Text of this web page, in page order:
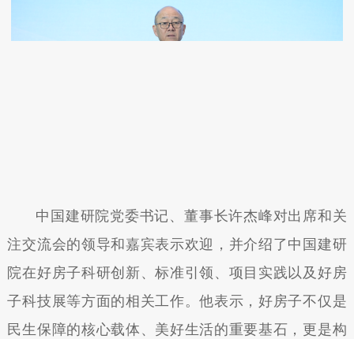
中国建研院党委书记、董事长许杰峰对出席和关
注交流会的领导和嘉宾表示欢迎，并介绍了中国建研
院在好房子科研创新、标准引领、项目实践以及好房
子科技展等方面的相关工作。他表示，好房子不仅是
民生保障的核心载体、美好生活的重要基石，更是构